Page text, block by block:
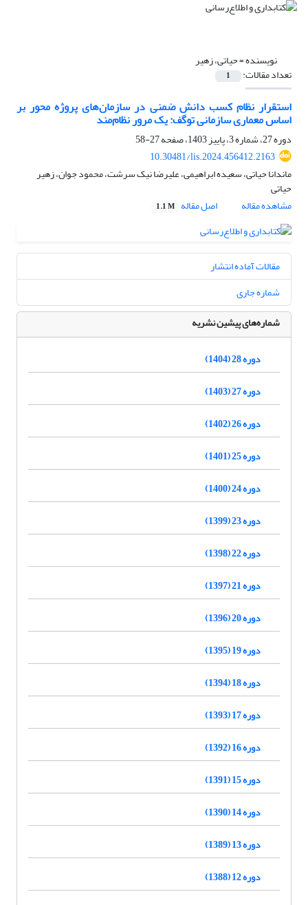
نویسنده =حیاتی، زهیر
تعداد مقالات: 1
استقرار نظام کسب دانش ضمنی در سازمان‌های پروژه محور بر
اساس معماری سازمانی توگف: یک مرور نظام‌مند
دوره 27، شماره 3، پاییز 1403، صفحه
27-58
10.30481/lis.2024.456412.2163
ماندانا حیاتی، سعیده ابراهیمی، علیرضا نیک سرشت، محمود جوان، زهیر
حیاتی
مشاهده مقاله
اصل مقاله 1.1 M
مقالات آماده انتشار
شماره جاری
شماره‌های پیشین نشریه
دوره 28 (1404)
دوره 27 (1403)
دوره 26 (1402)
دوره 25 (1401)
دوره 24 (1400)
دوره 23 (1399)
دوره 22 (1398)
دوره 21 (1397)
دوره 20 (1396)
دوره 19 (1395)
دوره 18 (1394)
دوره 17 (1393)
دوره 16 (1392)
دوره 15 (1391)
دوره 14 (1390)
دوره 13 (1389)
دوره 12 (1388)